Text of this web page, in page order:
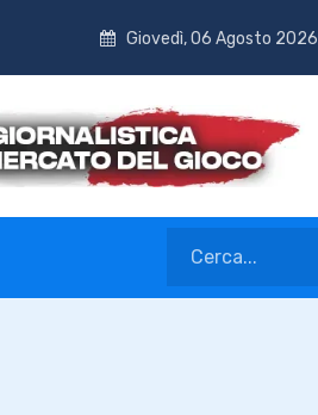
Giovedì, 06 Agosto 2026